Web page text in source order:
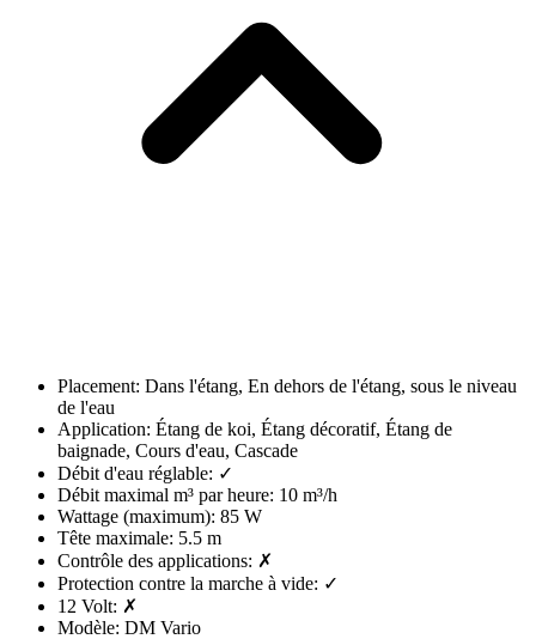
Placement: Dans l'étang, En dehors de l'étang, sous le niveau
de l'eau
Application: Étang de koi, Étang décoratif, Étang de
baignade, Cours d'eau, Cascade
Débit d'eau réglable: ✓
Débit maximal m³ par heure: 10 m³/h
Wattage (maximum): 85 W
Tête maximale: 5.5 m
Contrôle des applications: ✗
Protection contre la marche à vide: ✓
12 Volt: ✗
Modèle: DM Vario